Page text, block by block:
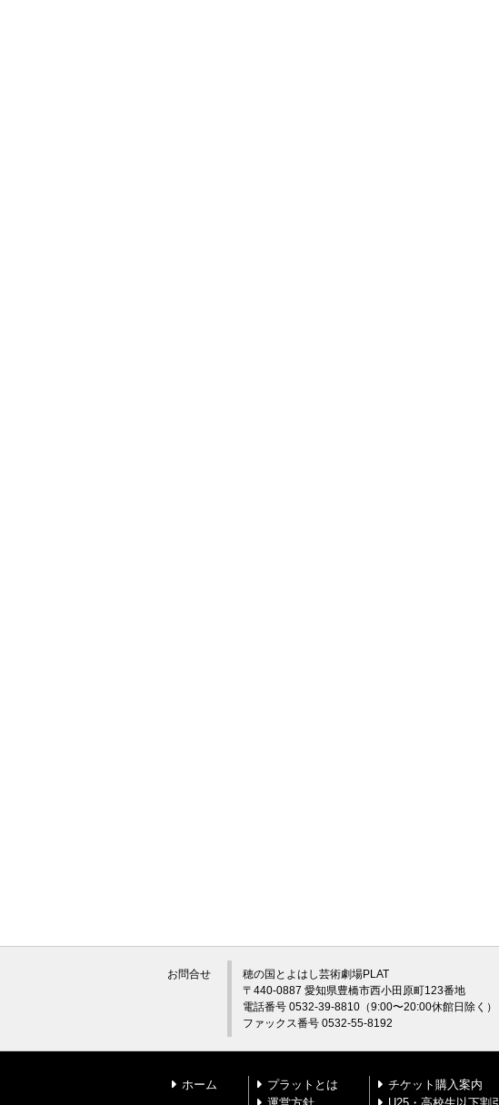
お問合せ
穂の国とよはし芸術劇場PLAT
〒440-0887 愛知県豊橋市西小田原町123番地
電話番号 0532-39-8810（9:00〜20:00休館日除く）
ファックス番号 0532-55-8192
ホーム
プラットとは
チケット購入案内